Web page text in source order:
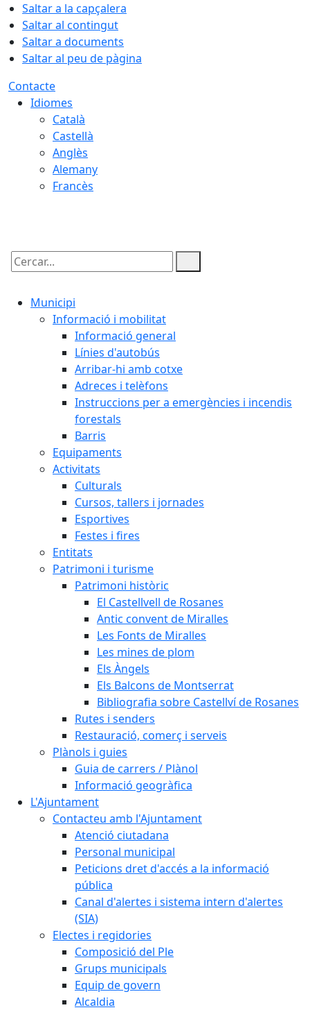
Saltar a la capçalera
Saltar al contingut
Saltar a documents
Saltar al peu de pàgina
Contacte
Idiomes
Català
Castellà
Anglès
Alemany
Francès
Cercar:
Municipi
Informació i mobilitat
Informació general
Línies d'autobús
Arribar-hi amb cotxe
Adreces i telèfons
Instruccions per a emergències i incendis
forestals
Barris
Equipaments
Activitats
Culturals
Cursos, tallers i jornades
Esportives
Festes i fires
Entitats
Patrimoni i turisme
Patrimoni històric
El Castellvell de Rosanes
Antic convent de Miralles
Les Fonts de Miralles
Les mines de plom
Els Àngels
Els Balcons de Montserrat
Bibliografia sobre Castellví de Rosanes
Rutes i senders
Restauració, comerç i serveis
Plànols i guies
Guia de carrers / Plànol
Informació geogràfica
L'Ajuntament
Contacteu amb l'Ajuntament
Atenció ciutadana
Personal municipal
Peticions dret d'accés a la informació
pública
Canal d'alertes i sistema intern d'alertes
(SIA)
Electes i regidories
Composició del Ple
Grups municipals
Equip de govern
Alcaldia